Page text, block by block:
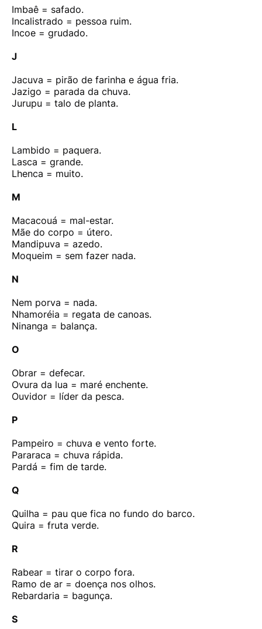
Imbaê = safado.
Incalistrado = pessoa ruim.
Incoe = grudado.
J
Jacuva = pirão de farinha e água fria.
Jazigo = parada da chuva.
Jurupu = talo de planta.
L
Lambido = paquera.
Lasca = grande.
Lhenca = muito.
M
Macacouá = mal-estar.
Mãe do corpo = útero.
Mandipuva = azedo.
Moqueim = sem fazer nada.
N
Nem porva = nada.
Nhamoréia = regata de canoas.
Ninanga = balança.
O
Obrar = defecar.
Ovura da lua = maré enchente.
Ouvidor = líder da pesca.
P
Pampeiro = chuva e vento forte.
Pararaca = chuva rápida.
Pardá = fim de tarde.
Q
Quilha = pau que fica no fundo do barco.
Quira = fruta verde.
R
Rabear = tirar o corpo fora.
Ramo de ar = doença nos olhos.
Rebardaria = bagunça.
S